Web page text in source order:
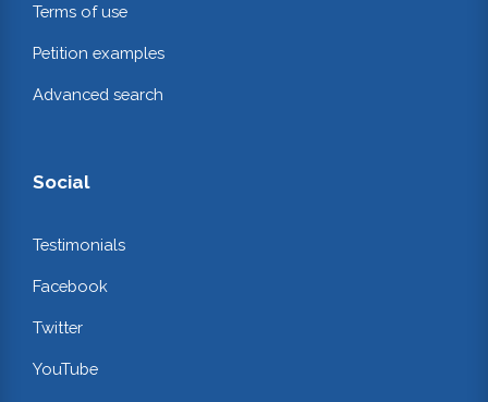
Terms of use
Petition examples
Advanced search
Social
Testimonials
Facebook
Twitter
YouTube